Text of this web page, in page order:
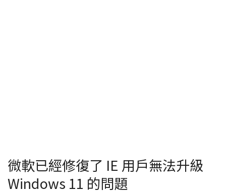
微軟已經修復了 IE 用戶無法升級
Windows 11 的問題